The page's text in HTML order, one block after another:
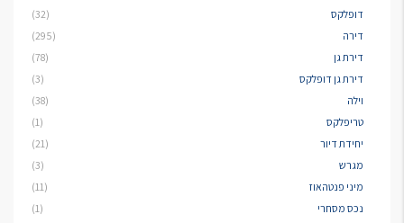
דופלקס
(32)
דירה
(295)
דירת גן
(78)
דירת גן דופלקס
(3)
וילה
(38)
טריפלקס
(1)
יחידת דיור
(21)
מגרש
(3)
מיני פנטהאוז
(11)
נכס מסחרי
(1)